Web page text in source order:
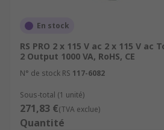
En stock
RS PRO 2 x 115 V ac 2 x 115 V
2 Output 1000 VA, RoHS, CE
N° de stock RS 117-6082
Sous-total (1 unité)
271,83 €(TVA exclue)
Quantité